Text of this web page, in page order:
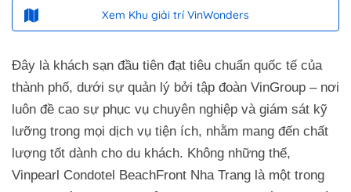
Xem Khu giải trí VinWonders
Đây là khách sạn đầu tiên đạt tiêu chuẩn quốc tế của
thành phố, dưới sự quản lý bởi tập đoàn VinGroup – nơi
luôn đề cao sự phục vụ chuyên nghiệp và giám sát kỹ
lưỡng trong mọi dịch vụ tiện ích, nhằm mang đến chất
lượng tốt dành cho du khách. Không những thế,
Vinpearl Condotel BeachFront Nha Trang là một trong